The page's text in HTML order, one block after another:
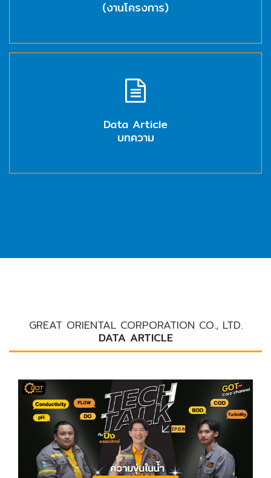
(งานโครงการ)
Data Article
บทความ
GREAT ORIENTAL CORPORATION CO., LTD.
DATA ARTICLE